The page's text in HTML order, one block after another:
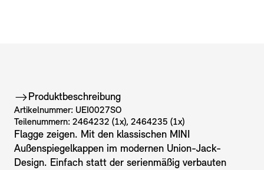
Produktbeschreibung
Artikelnummer: UEI0027SO
Teilenummern: 2464232 (1x), 2464235 (1x)
Flagge zeigen. Mit den klassischen MINI
Außenspiegelkappen im modernen Union-Jack-
Design. Einfach statt der serienmäßig verbauten